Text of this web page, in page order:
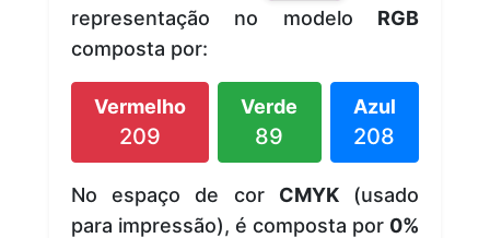
representação no modelo RGB
composta por:
Vermelho
209
Verde
89
Azul
208
No espaço de cor CMYK(usado
para impressão), é composta por 0%